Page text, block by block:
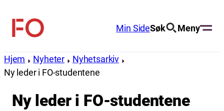
innhold
FO
Min SideSøk Meny
Hjem Nyheter
Nyhetsarkiv
Ny leder i FO-studentene
Ny leder i FO-studentene